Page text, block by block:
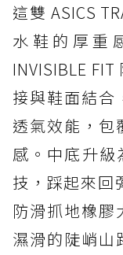
這雙 ASICS
水鞋的厚重
INVISIBLE
接與鞋面結合
透氣效能，包
感。中底升級
技，踩起來回
防滑抓地橡膠
濕滑的陡峭山